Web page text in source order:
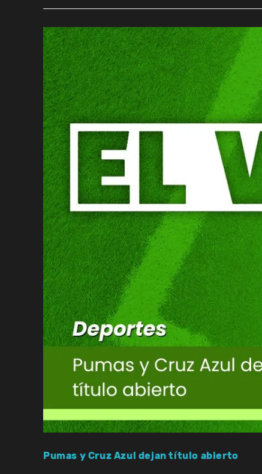
Pumas y Cruz Azul dejan título abierto